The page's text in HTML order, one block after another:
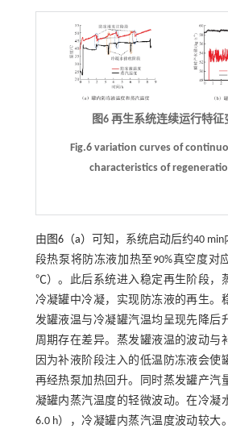
图6 再生系统连续运行特征
Fig.6 variation curves of
characteristics of
由 图6（a）
可知，系统启动后约40
段热泵将防冻液加热至90%真空度对
℃）。此后系统进入稳定再生阶段，
冷凝罐中冷凝，实现防冻液的再生。
发罐液温与冷凝罐汽温均呈现先降后
周期存在差异。蒸发罐液温的波动与
因为补液阶段注入的低温防冻液会使
再经热泵加热回升。同时蒸发罐产汽
凝罐内蒸汽温度的轻微波动。在冷凝
6.0 h），冷凝罐内蒸汽温度波动较大